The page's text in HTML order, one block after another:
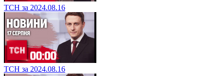
ТСН за 2024.08.16
ТСН за 2024.08.16